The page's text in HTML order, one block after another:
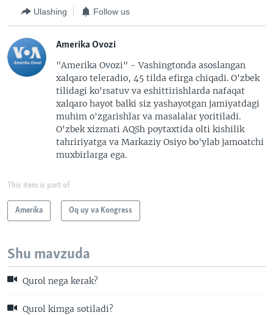
Ulashing Follow us
Amerika Ovozi
"Amerika Ovozi" - Vashingtonda asoslangan
xalqaro teleradio, 45 tilda efirga chiqadi. O'zbek
tilidagi ko'rsatuv va eshittirishlarda nafaqat
xalqaro hayot balki siz yashayotgan jamiyatdagi
muhim o'zgarishlar va masalalar yoritiladi.
O'zbek xizmati AQSh poytaxtida olti kishilik
tahririyatga va Markaziy Osiyo bo'ylab jamoatchi
muxbirlarga ega.
This item is part of
Amerika Oq uy va Kongress
Shu mavzuda
Qurol nega kerak?
Qurol kimga sotiladi?